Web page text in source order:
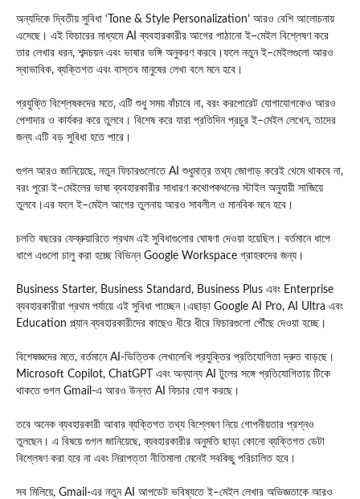
অন্যদিকে দ্বিতীয় সুবিধা ‘Tone & Style Personalization’ আরও বেশি আলোচনায়
এসেছে। এই ফিচারের মাধ্যমে AI ব্যবহারকারীর আগের পাঠানো ই–মেইল বিশ্লেষণ করে
তার লেখার ধরন, শব্দচয়ন এবং ভাষার ভঙ্গি অনুকরণ করবে।ফলে নতুন ই–মেইলগুলো আরও
স্বাভাবিক, ব্যক্তিগত এবং বাস্তব মানুষের লেখা বলে মনে হবে।
প্রযুক্তি বিশ্লেষকদের মতে, এটি শুধু সময় বাঁচাবে না, বরং করপোরেট যোগাযোগকেও আরও
পেশাদার ও কার্যকর করে তুলবে। বিশেষ করে যারা প্রতিদিন প্রচুর ই–মেইল লেখেন, তাদের
জন্য এটি বড় সুবিধা হতে পারে।
গুগল আরও জানিয়েছে, নতুন ফিচারগুলোতে AI শুধুমাত্র তথ্য জোগাড় করেই থেমে থাকবে না,
বরং পুরো ই–মেইলের ভাষা ব্যবহারকারীর সাধারণ কথোপকথনের স্টাইল অনুযায়ী সাজিয়ে
তুলবে।এর ফলে ই–মেইল আগের তুলনায় আরও সাবলীল ও মানবিক মনে হবে।
চলতি বছরের ফেব্রুয়ারিতে প্রথম এই সুবিধাগুলোর ঘোষণা দেওয়া হয়েছিল। বর্তমানে ধাপে
ধাপে এগুলো চালু করা হচ্ছে বিভিন্ন Google Workspace গ্রাহকদের জন্য।
Business Starter, Business Standard, Business Plus এবং Enterprise
ব্যবহারকারীরা প্রথম পর্যায়ে এই সুবিধা পাচ্ছেন।এছাড়া Google AI Pro, AI Ultra এবং
Education প্ল্যান ব্যবহারকারীদের কাছেও ধীরে ধীরে ফিচারগুলো পৌঁছে দেওয়া হচ্ছে।
বিশেষজ্ঞদের মতে, বর্তমানে AI-ভিত্তিক লেখালেখি প্রযুক্তির প্রতিযোগিতা দ্রুত বাড়ছে।
Microsoft Copilot, ChatGPT এবং অন্যান্য AI টুলের সঙ্গে প্রতিযোগিতায় টিকে
থাকতে গুগল Gmail-এ আরও উন্নত AI ফিচার যোগ করছে।
তবে অনেক ব্যবহারকারী আবার ব্যক্তিগত তথ্য বিশ্লেষণ নিয়ে গোপনীয়তার প্রশ্নও
তুলছেন। এ বিষয়ে গুগল জানিয়েছে, ব্যবহারকারীর অনুমতি ছাড়া কোনো ব্যক্তিগত ডেটা
বিশ্লেষণ করা হবে না এবং নিরাপত্তা নীতিমালা মেনেই সবকিছু পরিচালিত হবে।
সব মিলিয়ে, Gmail-এর নতুন AI আপডেট ভবিষ্যতে ই–মেইল লেখার অভিজ্ঞতাকে আরও